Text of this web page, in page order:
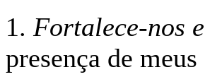
1. Fortalece-nos
presença de